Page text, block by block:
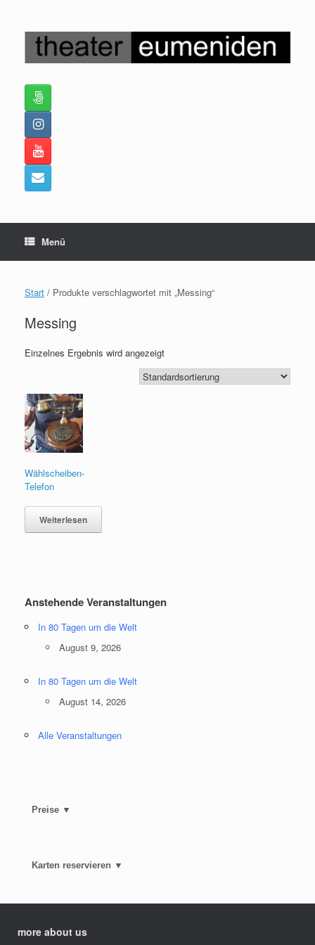
springen
Menü
Start / Produkte verschlagwortet mit „Messing“
Messing
Einzelnes Ergebnis wird angezeigt
Wählscheiben-
Telefon
Weiterlesen
Anstehende Veranstaltungen
In 80 Tagen um die Welt
August 9, 2026
In 80 Tagen um die Welt
August 14, 2026
Alle Veranstaltungen
Preise ▼
Karten reservieren ▼
more about us